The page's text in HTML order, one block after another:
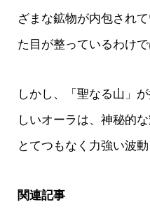
ざまな鉱物が内包され
た目が整っているわけで
しかし、「聖なる山」
しいオーラは、神秘的
とてつもなく力強い波動
関連記事